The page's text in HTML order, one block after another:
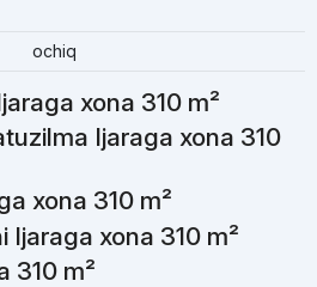
ochiq
xona 310 m²
Ijaraga xona 310
xona 310 m²
Ijaraga xona 310 m²
310 m²